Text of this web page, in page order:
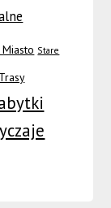
Stare
Trasy